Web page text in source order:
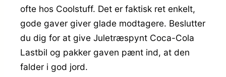
ofte hos Coolstuff. Det er faktisk ret enkelt,
gode gaver giver glade modtagere. Beslutter
du dig for at give Juletræspynt Coca-Cola
Lastbil og pakker gaven pænt ind, at den
falder i god jord.